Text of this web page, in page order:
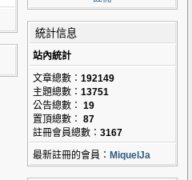
統計信息
站內統計
文章總數： 192149
主題總數： 13751
公告總數： 19
置頂總數： 87
註冊會員總數： 3167
最新註冊的會員： MiquelJa